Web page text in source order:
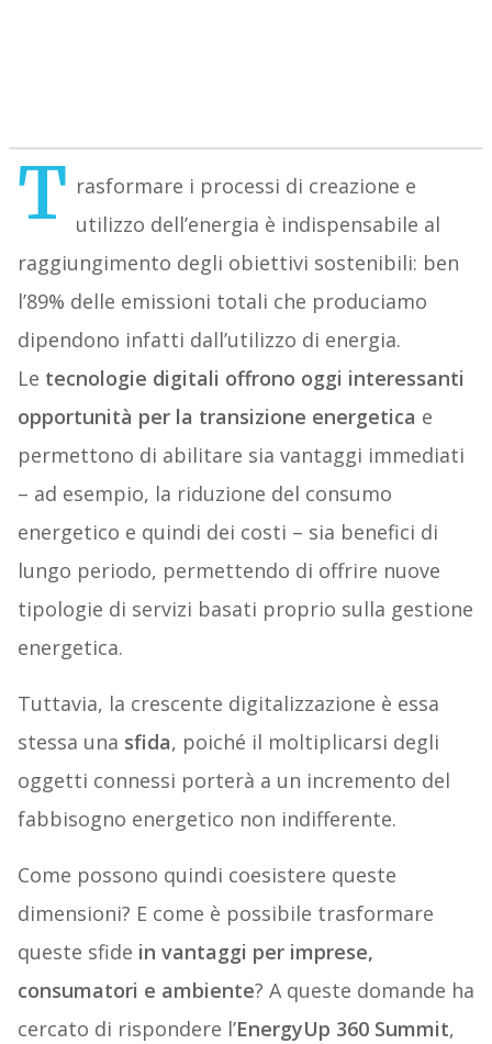
T rasformare i processi di creazione e
utilizzo dell’energia è indispensabile al
raggiungimento degli obiettivi sostenibili: ben
l’89% delle emissioni totali che produciamo
dipendono infatti dall’utilizzo di energia.
Le tecnologie digitali offrono oggi interessanti
opportunità per la transizione energetica e
permettono di abilitare sia vantaggi immediati
– ad esempio, la riduzione del consumo
energetico e quindi dei costi – sia benefici di
lungo periodo, permettendo di offrire nuove
tipologie di servizi basati proprio sulla gestione
energetica.
Tuttavia, la crescente digitalizzazione è essa
stessa una sfida, poiché il moltiplicarsi degli
oggetti connessi porterà a un incremento del
fabbisogno energetico non indifferente.
Come possono quindi coesistere queste
dimensioni? E come è possibile trasformare
queste sfide in vantaggi per imprese,
consumatori e ambiente? A queste domande ha
cercato di rispondere l’EnergyUp 360 Summit,